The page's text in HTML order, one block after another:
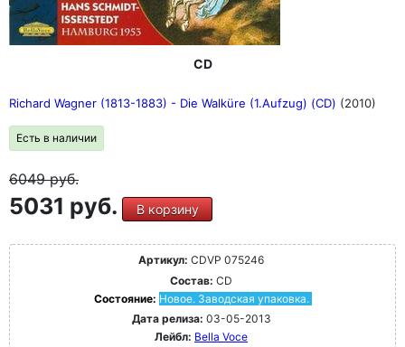
CD
Richard Wagner (1813-1883) - Die Walküre (1.Aufzug) (CD) (2010)
Есть в наличии
6049руб.
5031 руб. В корзину
Артикул: CDVP 075246
Состав: CD
Состояние: Новое. Заводская упаковка.
Дата релиза: 03-05-2013
Лейбл: Bella Voce